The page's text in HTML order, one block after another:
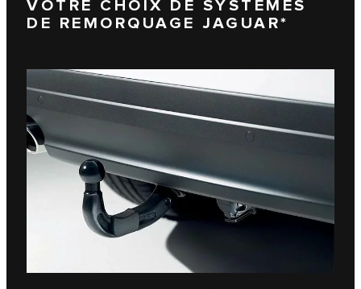
VOTRE CHOIX DE SYSTÈMES
DE REMORQUAGE JAGUAR*